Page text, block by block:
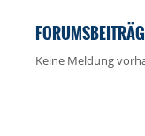
Keine Meldung